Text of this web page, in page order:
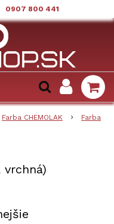
0907 800 441
Farba CHEMOLAK
Farba
vrchná)